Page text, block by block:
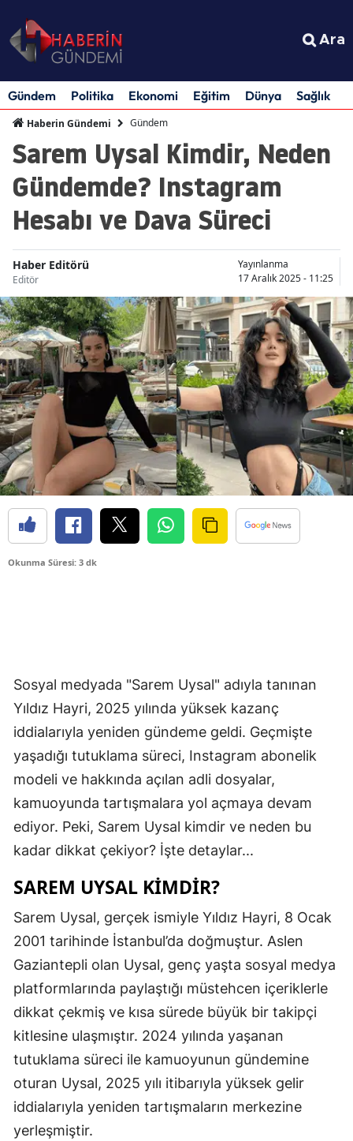
Ara
Gündem Politika Ekonomi Eğitim Dünya Sağlık
Haberin Gündemi Gündem
Sarem Uysal Kimdir, Neden
Gündemde? Instagram
Hesabı ve Dava Süreci
Haber Editörü
Editör
Yayınlanma
17 Aralık 2025 - 11:25
Okunma Süresi: 3 dk
Sosyal medyada "Sarem Uysal" adıyla tanınan
Yıldız Hayri, 2025 yılında yüksek kazanç
iddialarıyla yeniden gündeme geldi. Geçmişte
yaşadığı tutuklama süreci, Instagram abonelik
modeli ve hakkında açılan adli dosyalar,
kamuoyunda tartışmalara yol açmaya devam
ediyor. Peki, Sarem Uysal kimdir ve neden bu
kadar dikkat çekiyor? İşte detaylar...
SAREM UYSAL KIMDIR?
Sarem Uysal, gerçek ismiyle Yıldız Hayri, 8 Ocak
2001 tarihinde İstanbul’da doğmuştur. Aslen
Gaziantepli olan Uysal, genç yaşta sosyal medya
platformlarında paylaştığı müstehcen içeriklerle
dikkat çekmiş ve kısa sürede büyük bir takipçi
kitlesine ulaşmıştır. 2024 yılında yaşanan
tutuklama süreci ile kamuoyunun gündemine
oturan Uysal, 2025 yılı itibarıyla yüksek gelir
iddialarıyla yeniden tartışmaların merkezine
yerleşmiştir.